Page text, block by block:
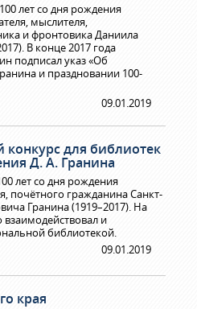
лет со дня рождения
мыслителя,
и фронтовика Даниила
В конце 2017 года
подписал указ «Об
и праздновании 100-
09.01.2019
для библиотек
Д. А. Гранина
лет со дня рождения
почётного гражданина Санкт-
Гранина (1919–2017). На
и
библиотекой.
09.01.2019
края